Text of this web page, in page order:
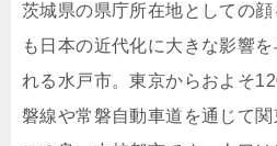
茨城県の県庁所在地としての
も日本の近代化に大きな影響
れる水戸市。東京からおよそ
磐線や常磐自動車道を通じて